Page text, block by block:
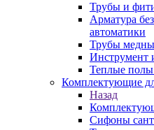
Трубы и
Арматура
автоматики
Трубы
Инструмент
Теплые
Комплектующие
Назад
Сифоны